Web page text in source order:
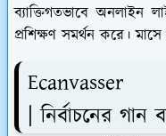
ব্যাক্তিগতভাবে অনলাইন
প্রশিক্ষণ সমর্থন করে।
Ecanvasser
| নির্বাচনের গান